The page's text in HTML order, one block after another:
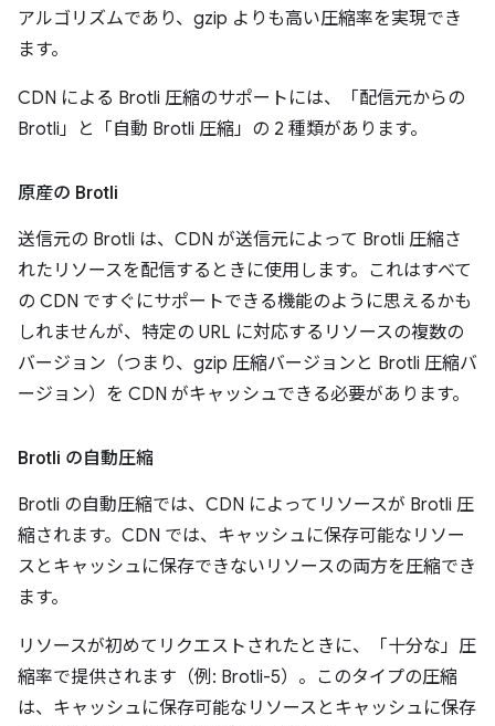
アルゴリズムであり、gzip よりも高い圧縮率を実現でき
ます。
CDN による Brotli 圧縮のサポートには、「配信元からの
Brotli」と「自動 Brotli 圧縮」の 2 種類があります。
原産の Brotli
送信元の Brotli は、CDN が送信元によって Brotli 圧縮さ
れたリソースを配信するときに使用します。これはすべて
の CDN ですぐにサポートできる機能のように思えるかも
しれませんが、特定の URL に対応するリソースの複数の
バージョン（つまり、gzip 圧縮バージョンと Brotli 圧縮バ
ージョン）を CDN がキャッシュできる必要があります。
Brotli の自動圧縮
Brotli の自動圧縮では、CDN によってリソースが Brotli 圧
縮されます。CDN では、キャッシュに保存可能なリソー
スとキャッシュに保存できないリソースの両方を圧縮でき
ます。
リソースが初めてリクエストされたときに、「十分な」圧
縮率で提供されます（例: Brotli-5）。このタイプの圧縮
は、キャッシュに保存可能なリソースとキャッシュに保存